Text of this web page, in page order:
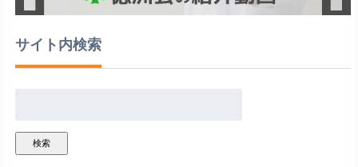
サイト内検索
検索